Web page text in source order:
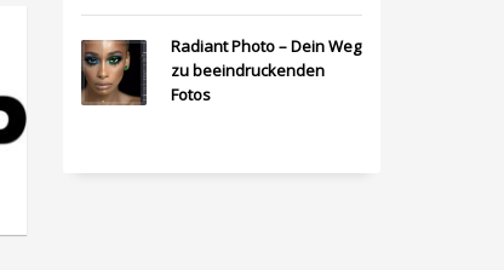
Radiant Photo – Dein Weg
zu beeindruckenden
Fotos